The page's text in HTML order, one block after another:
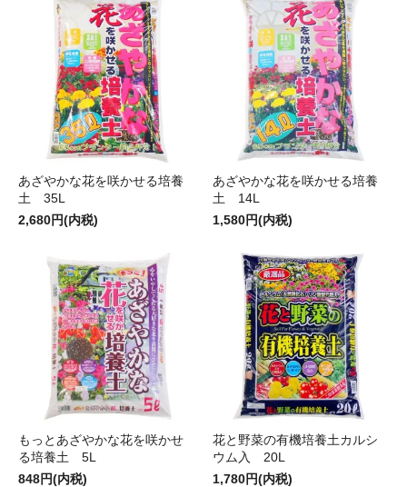
あざやかな花を咲かせる培養
土 35L
2,680円(内税)
あざやかな花を咲かせる培養
土 14L
1,580円(内税)
もっとあざやかな花を咲かせ
る培養土 5L
848円(内税)
花と野菜の有機培養土カルシ
ウム入 20L
1,780円(内税)